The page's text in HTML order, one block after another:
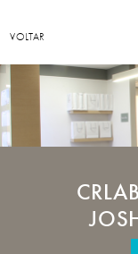
VOLTAR
CRLAB